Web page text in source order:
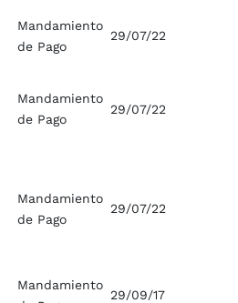
Mandamiento
de Pago
29/07/22
Mandamiento
de Pago
29/07/22
Mandamiento
de Pago
29/07/22
Mandamiento
29/09/17